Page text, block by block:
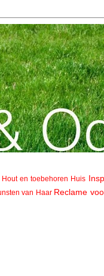
Hout en toebehoren Huis
van Haar Reclame